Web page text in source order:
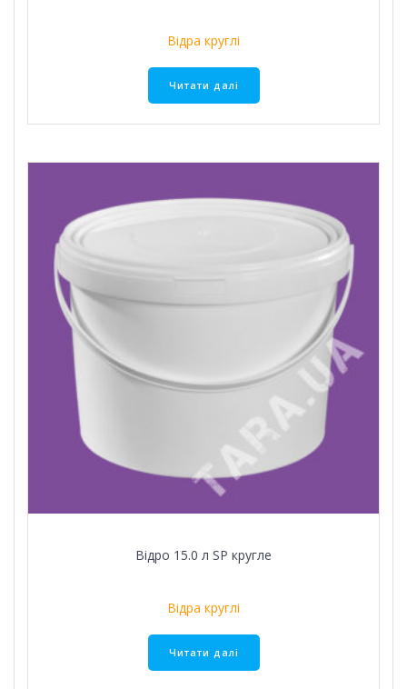
Відра круглі
Читати далі
Відро 15.0 л SР кругле
Відра круглі
Читати далі